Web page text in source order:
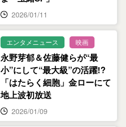
2026/01/11
エンタメニュース 映画
永野芽郁＆佐藤健らが“最
小”にして“最大級”の活躍!?
「はたらく細胞」金ローにて
地上波初放送
2026/01/09